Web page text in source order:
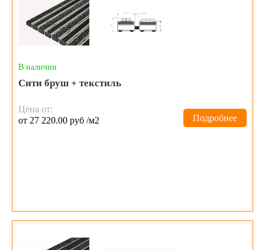
В наличии
Сити бруш + текстиль
Цена от:
от 27 220.00 руб /м2
Подробнее